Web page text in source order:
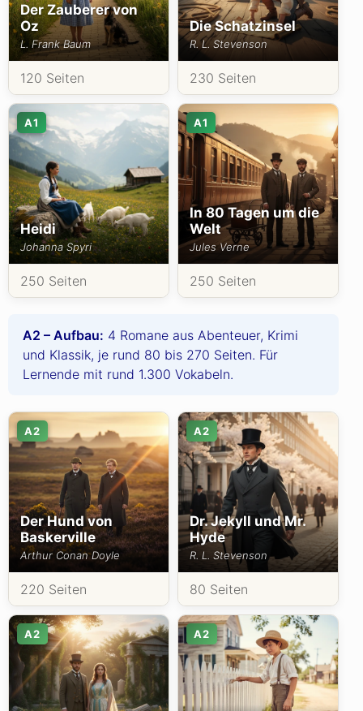
Der Zauberer von
Oz
L. Frank Baum
120 Seiten
Die Schatzinsel
R. L. Stevenson
230 Seiten
A1
Heidi
Johanna Spyri
250 Seiten
A1
In 80 Tagen um die
Welt
Jules Verne
250 Seiten
A2 – Aufbau: 4 Romane aus Abenteuer, Krimi
und Klassik, je rund 80 bis 270 Seiten. Für
Lernende mit rund 1.300 Vokabeln.
A2
Der Hund von
Baskerville
Arthur Conan Doyle
220 Seiten
A2
Dr. Jekyll und Mr.
Hyde
R. L. Stevenson
80 Seiten
A2 A2